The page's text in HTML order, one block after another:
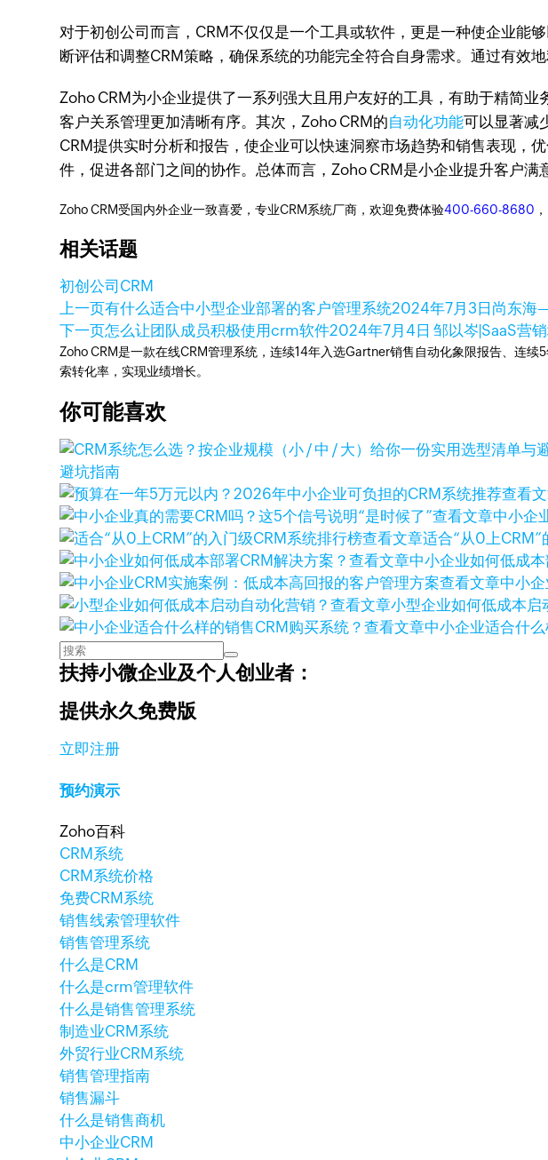
对于初创公司而言，CRM不仅仅是一个工具或软件，更是一种使企业能
断评估和调整CRM策略，确保系统的功能完全符合自身需求。通过有效
Zoho CRM为小企业提供了一系列强大且用户友好的工具，有助于精简
客户关系管理更加清晰有序。其次，Zoho CRM的自动化功能可以显著减
CRM提供实时分析和报告，使企业可以快速洞察市场趋势和销售表现，
件，促进各部门之间的协作。总体而言，Zoho CRM是小企业提升客户满
Zoho CRM受国内外企业一致喜爱，专业CRM系统厂商，欢迎免费体验400-660-8680
相关话题
初创公司 CRM
上一页有什么适合中小型企业部署的客户管理系统2024年7月3日 尚东海
下一页怎么让团队成员积极使用crm软件2024年7月4日 邹以岑|SaaS营
Zoho CRM是一款在线CRM管理系统，连续14年入选Gartner销售自动化象限报告、连
索转化率，实现业绩增长。
你可能喜欢
避坑指南
查看
查看文章中小企
查看文章适合“从0上CRM”
查看文章中小企业如何低成
查看文章中小
查看文章小型企业如何低成本启
查看文章中小企业适合什
扶持小微企业及个人创业者：
提供永久免费版
立即注册
预约演示
Zoho百科
CRM系统
CRM系统价格
免费CRM系统
销售线索管理软件
销售管理系统
什么是CRM
什么是crm管理软件
什么是销售管理系统
制造业CRM系统
外贸行业CRM系统
销售管理指南
销售漏斗
什么是销售商机
中小企业CRM